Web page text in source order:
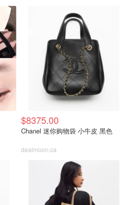
$8375.00
Chanel 迷你购物袋 小牛皮 黑色
dealmoon.ca